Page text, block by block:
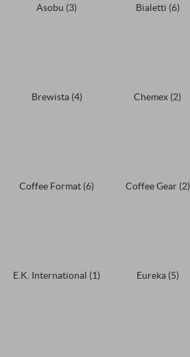
Asobu (3) Bialetti (6)
Brewista (4) Chemex (2)
Coffee Format (6) Coffee Gear (2)
E.K. International (1) Eureka (5)